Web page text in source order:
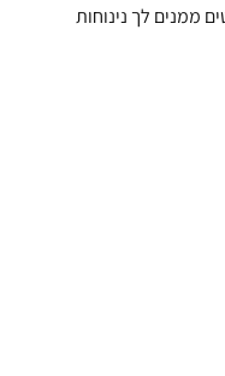
ממנים לך נינוחות